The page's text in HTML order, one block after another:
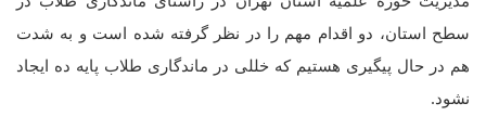
سطح استان، دو اقدام مهم را در نظر گرفته شده است و به شدت
هم در حال پیگیری هستیم که خللی در ماندگاری طلاب پایه ده ایجاد
نشود.